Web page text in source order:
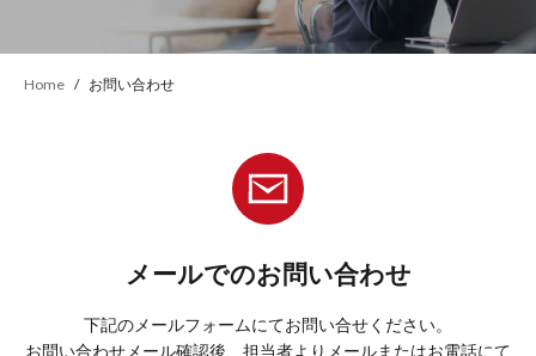
Home お問い合わせ
メールでのお問い合わせ
下記のメールフォームにてお問い合せください。
お問い合わせメール確認後、担当者よりメールまたはお電話にて